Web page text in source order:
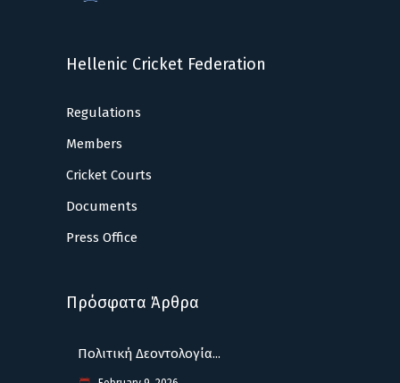
Hellenic Cricket Federation
Regulations
Members
Cricket Courts
Documents
Press Office
Πρόσφατα Άρθρα
Πολιτική Δεοντολογία...